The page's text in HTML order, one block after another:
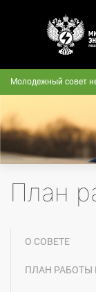
Молодежный совет
План
О СОВЕТЕ
ПЛАН РАБОТЫ